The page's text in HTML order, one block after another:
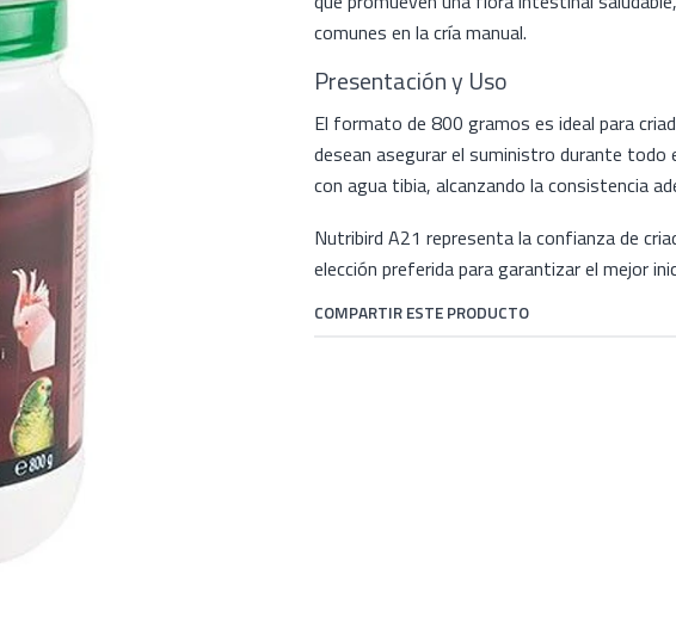
comunes en la cría manual.
Presentación y Uso
El formato de 800 gramos es ideal para
desean asegurar el suministro durante todo
con agua tibia, alcanzando la consistencia
Nutribird A21 representa la confianza de
elección preferida para garantizar el mejor
COMPARTIR ESTE PRODUCTO